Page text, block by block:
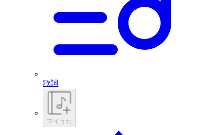
歌詞
マイうた